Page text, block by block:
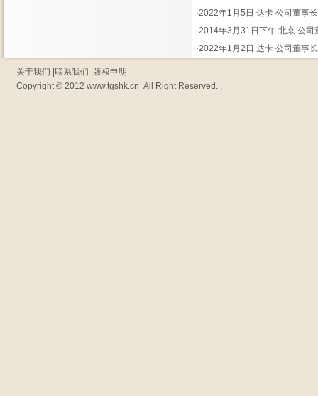
·2022年1月5日 达卡 公司董事
·2014年3月31日下午 北京 公司
·2022年1月2日 达卡 公司董事
关于我们 联系我们
版权申明
Copyright © 2012 www.tgshk.cn All Right Reserved. ;